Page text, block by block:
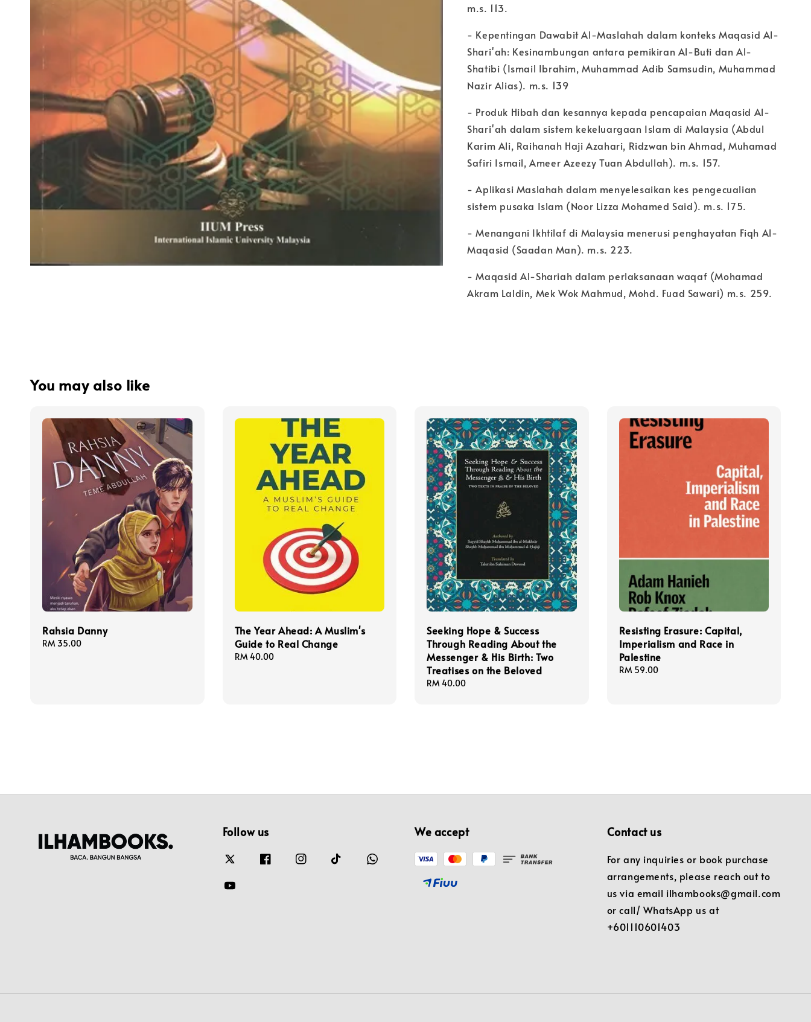
m.s. 113.
- Kepentingan Dawabit Al-Maslahah dalam konteks Maqasid Al-
Shari'ah: Kesinambungan antara pemikiran Al-Buti dan Al-
Shatibi (Ismail Ibrahim, Muhammad Adib Samsudin, Muhammad
Nazir Alias). m.s. 139
- Produk Hibah dan kesannya kepada pencapaian Maqasid Al-
Shari'ah dalam sistem kekeluargaan Islam di Malaysia (Abdul
Karim Ali, Raihanah Haji Azahari, Ridzwan bin Ahmad, Muhamad
Safiri Ismail, Ameer Azeezy Tuan Abdullah). m.s. 157.
- Aplikasi Maslahah dalam menyelesaikan kes pengecualian
sistem pusaka Islam (Noor Lizza Mohamed Said). m.s. 175.
- Menangani Ikhtilaf di Malaysia menerusi penghayatan Fiqh Al-
Maqasid (Saadan Man). m.s. 223.
- Maqasid Al-Shariah dalam perlaksanaan waqaf (Mohamad
Akram Laldin, Mek Wok Mahmud, Mohd. Fuad Sawari) m.s. 259.
You may also like
Rahsia Danny
Regular
RM 35.00
The Year Ahead: A Muslim's
Guide to Real Change
Regular
RM 40.00
Seeking Hope & Success
Through Reading About the
Messenger & His Birth: Two
Treatises on the Beloved
Regular
RM 40.00
Resisting Erasure: Capital,
Imperialism and Race in
Palestine
Regular
RM 59.00
Follow us We accept Contact us
For any inquiries or book purchase
arrangements, please reach out to
us via email ilhambooks@gmail.com
or call/ WhatsApp us at
+601110601403